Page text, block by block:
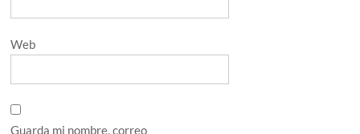
Web
Guarda mi nombre, correo